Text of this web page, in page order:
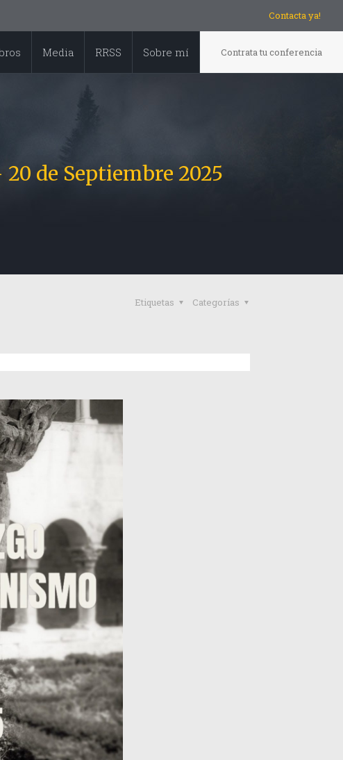
Contacta ya!
Media RRSS Sobre mí Contrata tu conferencia
de Septiembre 2025
Categorías
Etiquetas